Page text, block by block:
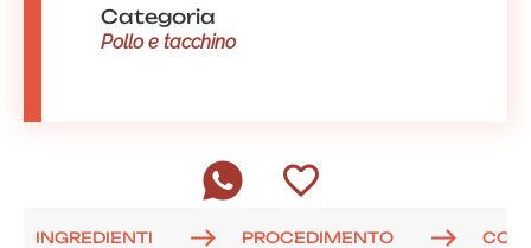
Categoria
Pollo e tacchino
INGREDIENTI PROCEDIMENTO